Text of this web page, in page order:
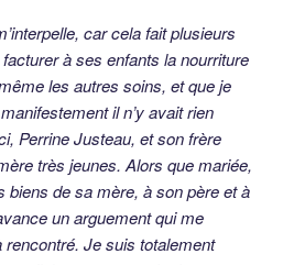
car cela fait plusieurs
à ses enfants la nourriture
les autres soins, et que je
il n’y avait rien
Perrine Justeau, et son frère
très jeunes. Alors que mariée,
biens de sa mère, à son père et à
un arguement qui me
rencontré. Je suis totalement